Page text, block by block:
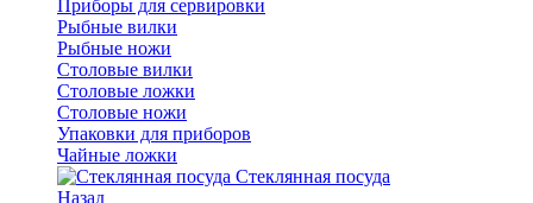
Приборы для сервировки
Рыбные вилки
Рыбные ножи
Столовые вилки
Столовые ложки
Столовые ножи
Упаковки для приборов
Чайные ложки
Стеклянная посуда
Назад